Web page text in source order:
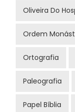
Oliveira Do
Ordem
Ortografia
Paleografia
Papel Bíblia